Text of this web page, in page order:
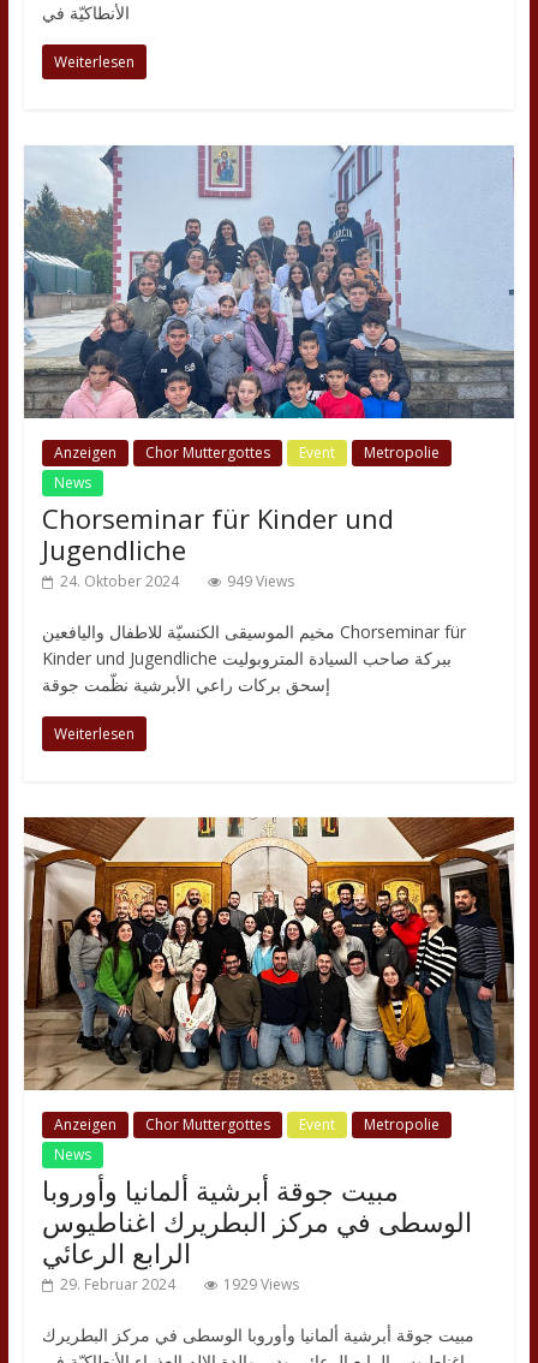
الأنطاكيّة في
Weiterlesen
Anzeigen Chor Muttergottes Event
Metropolie
News
Chorseminar für Kinder und
Jugendliche
24. Oktober 2024 949 Views
مخيم الموسيقى الكنسيّة للاطفال واليافعين Chorseminar für
Kinder und Jugendliche ببركة صاحب السيادة المتروبوليت
إسحق بركات راعي الأبرشية نظّمت جوقة
Weiterlesen
Anzeigen Chor Muttergottes Event
Metropolie
News
مبيت جوقة أبرشية ألمانيا وأوروبا
الوسطى في مركز البطريرك اغناطيوس
الرابع الرعائي
29. Februar 2024 1929 Views
مبيت جوقة أبرشية ألمانيا وأوروبا الوسطى في مركز البطريرك